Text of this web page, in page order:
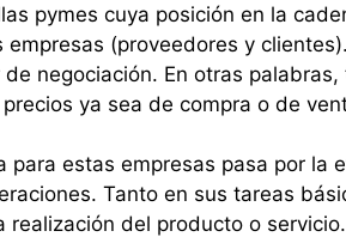
pymes cuya posición en la
(proveedores y
negociación. En otras palabras,
ya sea de compra o de
estas empresas pasa por la
Tanto en sus tareas
realización del producto o servicio.